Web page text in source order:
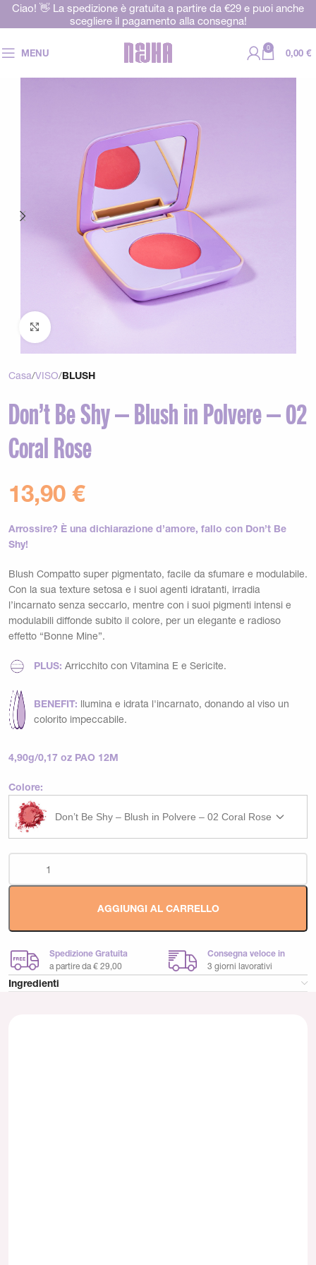
Ciao! 👋 La spedizione è gratuita a partire da €29 e puoi anche
scegliere il pagamento alla consegna!
MENU 0 0,00 €
Clicca per ingrandire
Casa VISO BLUSH
Don’t Be Shy – Blush in Polvere – 02
Coral Rose
13,90 €
Arrossire? È una dichiarazione d’amore, fallo con Don’t Be
Shy!
Blush Compatto super pigmentato, facile da sfumare e modulabile.
Con la sua texture setosa e i suoi agenti idratanti, irradia
l’incarnato senza seccarlo, mentre con i suoi pigmenti intensi e
modulabili diffonde subito il colore, per un elegante e radioso
effetto “Bonne Mine”.
PLUS: Arricchito con Vitamina E e Sericite.
BENEFIT: llumina e idrata l'incarnato, donando al viso un
colorito impeccabile.
4,90g/0,17 oz PAO 12M
Colore:
Don’t Be Shy – Blush in Polvere – 02 Coral Rose
AGGIUNGI AL CARRELLO
Spedizione Gratuita
a partire da € 29,00
Consegna veloce in
3 giorni lavorativi
Ingredienti